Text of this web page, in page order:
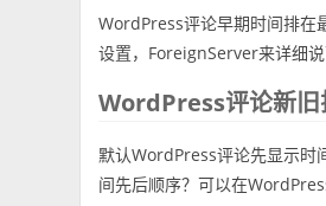
WordPress评论早期时间排在
设置，ForeignServer来详细
WordPress评论新旧
默认WordPress评论先显示时
间先后顺序？可以在